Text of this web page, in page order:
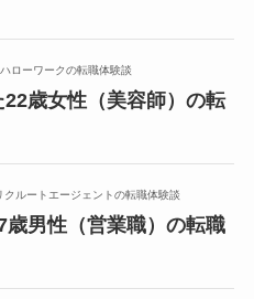
ハローワークの転職体験談
歳女性（美容師）の転
クルートエージェントの転職体験談
男性（営業職）の転職